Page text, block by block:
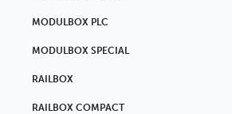
MODULBOX PLC
MODULBOX SPECIAL
RAILBOX
RAILBOX COMPACT